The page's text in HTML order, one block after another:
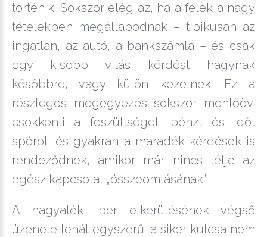
történik. Sokszor elég az, ha a felek a nagy
tételekben megállapodnak – tipikusan az
ingatlan, az autó, a bankszámla – és csak
egy kisebb vitás kérdést hagynak
későbbre, vagy külön kezelnek. Ez a
részleges megegyezés sokszor mentőöv:
csökkenti a feszültséget, pénzt és időt
spórol, és gyakran a maradék kérdések is
rendeződnek, amikor már nincs tétje az
egész kapcsolat „összeomlásának”.
A hagyatéki per elkerülésének végső
üzenete tehát egyszerű: a siker kulcsa nem